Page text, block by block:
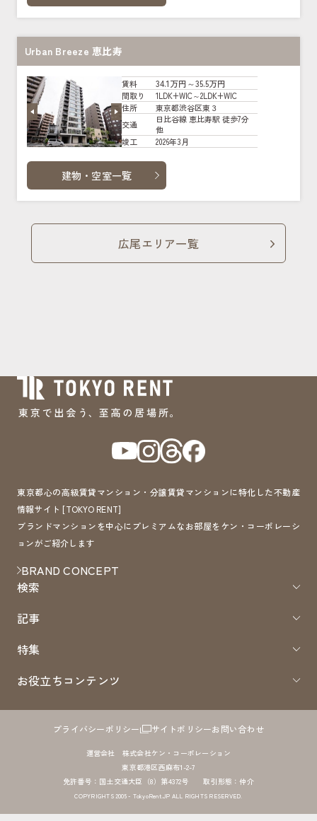
Urban Breeze 恵比寿
賃料 34.1万円～35.5万円
間取り
1LDK+WIC～2LDK+WIC
住所
東京都渋谷区東３
交通
日比谷線 恵比寿駅 徒歩7分
他
竣工
2026年3月
建物・空室一覧
広尾エリア一覧
東京都心の高級賃貸マンション・分譲賃貸マンションに特化した不動産
情報サイト [TOKYO RENT]
ブランドマンションを中心にプレミアムなお部屋をケン・コーポレーシ
ョンがご紹介します
BRAND CONCEPT
検索
記事
特集
お役立ちコンテンツ
プライバシーポリシー サイトポリシーお問い合わせ
運営会社 株式会社ケン・コーポレーション
東京都港区西麻布1-2-7
免許番号：国土交通大臣（8）第4372号 取引形態：仲介
COPYRIGHTS 2005 - TokyoRent.JP ALL RIGHTS RESERVED.